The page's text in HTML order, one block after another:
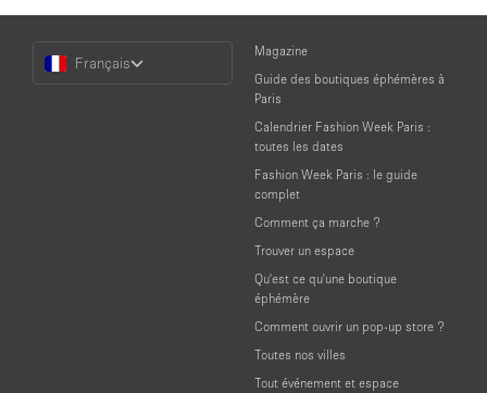
Language
Français
Magazine
Guide des boutiques éphémères à
Paris
Calendrier Fashion Week Paris :
toutes les dates
Fashion Week Paris : le guide
complet
Comment ça marche ?
Trouver un espace
Qu'est ce qu'une boutique
éphémère
Comment ouvrir un pop-up store ?
Toutes nos villes
Tout événement et espace